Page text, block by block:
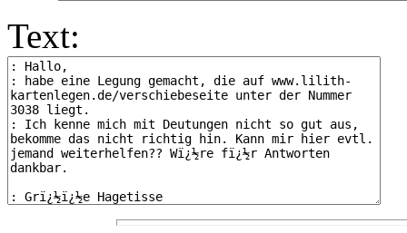
Text: